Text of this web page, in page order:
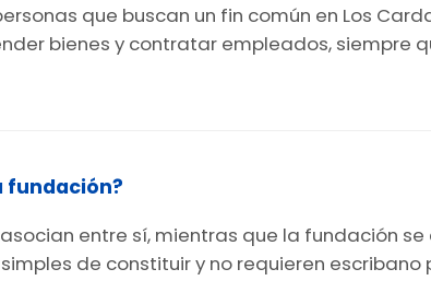
que buscan un fin común en Los
bienes y contratar empleados, siempre
fundación?
entre sí, mientras que la fundación se
de constituir y no requieren escribano